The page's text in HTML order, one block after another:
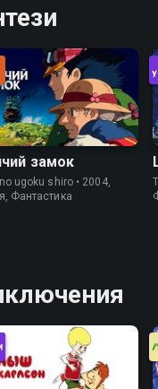
замок
ugoku shiro • 2004,
Фантастика